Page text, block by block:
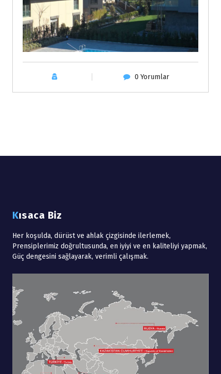
0 Yorumlar
Kısaca Biz
Her koşulda, dürüst ve ahlak çizgisinde ilerlemek,
Prensiplerimiz doğrultusunda, en iyiyi ve en kaliteliyi yapmak,
Güç dengesini sağlayarak, verimli çalışmak.